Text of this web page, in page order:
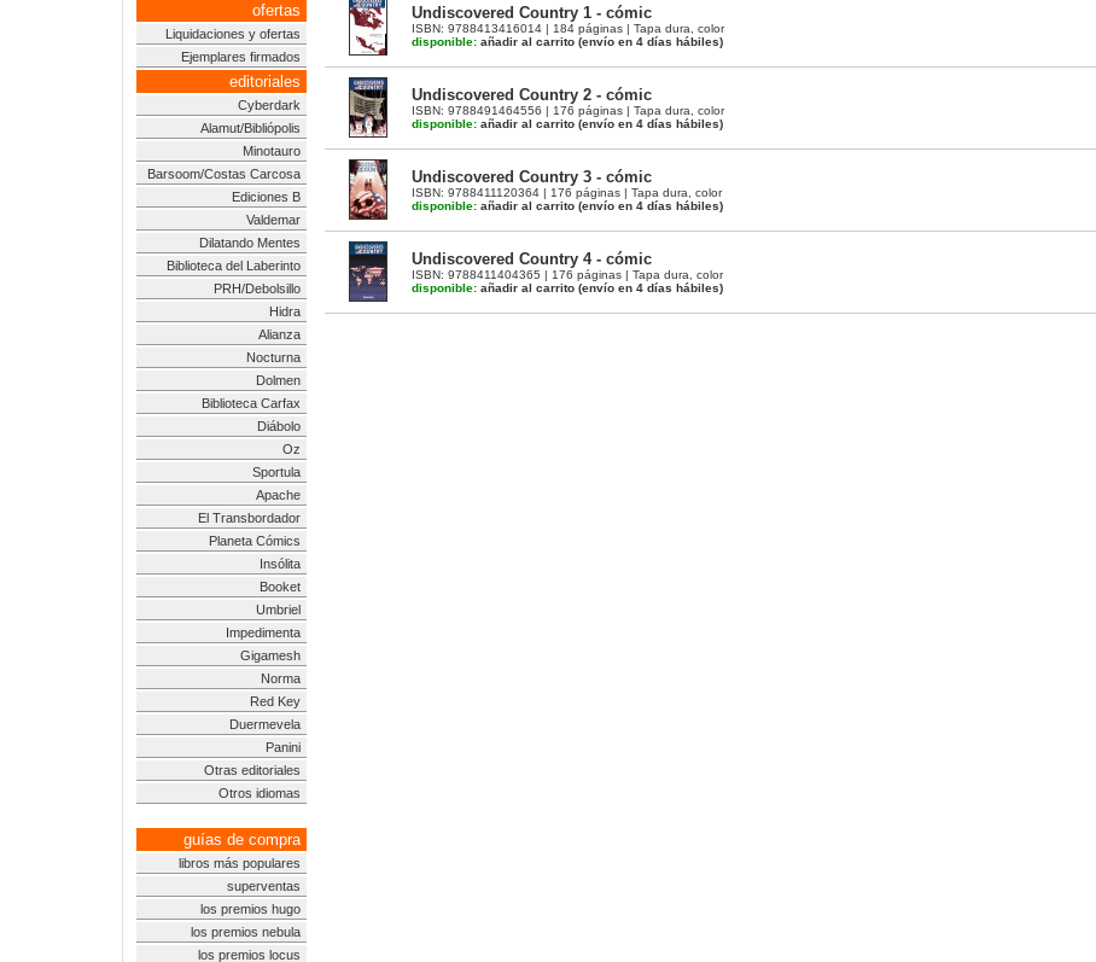
ofertas
Liquidaciones y ofertas
Ejemplares firmados
editoriales
Cyberdark
Alamut/Bibliópolis
Minotauro
Barsoom/Costas Carcosa
Ediciones B
Valdemar
Dilatando Mentes
Biblioteca del Laberinto
PRH/Debolsillo
Hidra
Alianza
Nocturna
Dolmen
Biblioteca Carfax
Diábolo
Oz
Sportula
Apache
El Transbordador
Planeta Cómics
Insólita
Booket
Umbriel
Impedimenta
Gigamesh
Norma
Red Key
Duermevela
Panini
Otras editoriales
Otros idiomas
guías de compra
libros más populares
superventas
los premios hugo
los premios nebula
los premios locus
Undiscovered Country 1 - cómic
ISBN: 9788413416014 | 184 páginas | Tapa dura, color
disponible: añadir al carrito (envío en 4 días hábiles)
Undiscovered Country 2 - cómic
ISBN: 9788491464556 | 176 páginas | Tapa dura, color
disponible: añadir al carrito (envío en 4 días hábiles)
Undiscovered Country 3 - cómic
ISBN: 9788411120364 | 176 páginas | Tapa dura, color
disponible: añadir al carrito (envío en 4 días hábiles)
Undiscovered Country 4 - cómic
ISBN: 9788411404365 | 176 páginas | Tapa dura, color
disponible: añadir al carrito (envío en 4 días hábiles)